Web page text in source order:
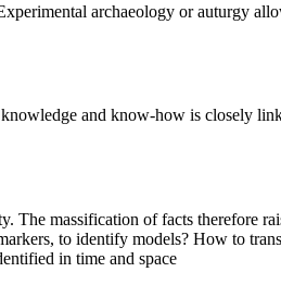
archaeology or auturgy
and know-how is closely
The massification of facts therefore
to identify models? How to
in time and space